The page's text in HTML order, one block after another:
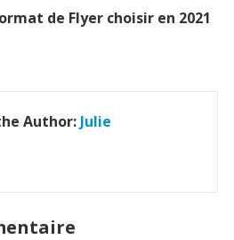
de Flyer choisir en 2021
Author: Julie